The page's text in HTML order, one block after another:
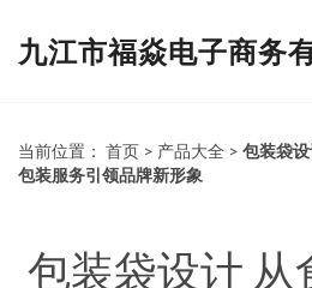
九江市福焱电子商务
当前位置： 首页 > 产品大全 > 包装袋
包装服务引领品牌新形象
包装袋设计 从